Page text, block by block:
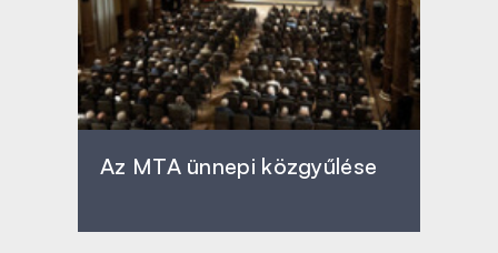
Az MTA ünnepi közgyűlése